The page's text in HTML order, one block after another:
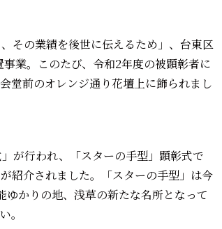
その業績を後世に伝えるため」、台東区
業。このたび、令和2年度の被顕彰者に
堂前のオレンジ通り花壇上に飾られまし
が行われ、「スターの手型」顕彰式で
紹介されました。「スターの手型」は今
かりの地、浅草の新たな名所となって
。